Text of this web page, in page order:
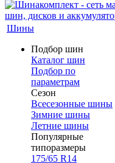
Шины
Подбор шин
Каталог шин
Подбор по
параметрам
Сезон
Всесезонные шины
Зимние шины
Летние шины
Популярные
типоразмеры
175/65 R14